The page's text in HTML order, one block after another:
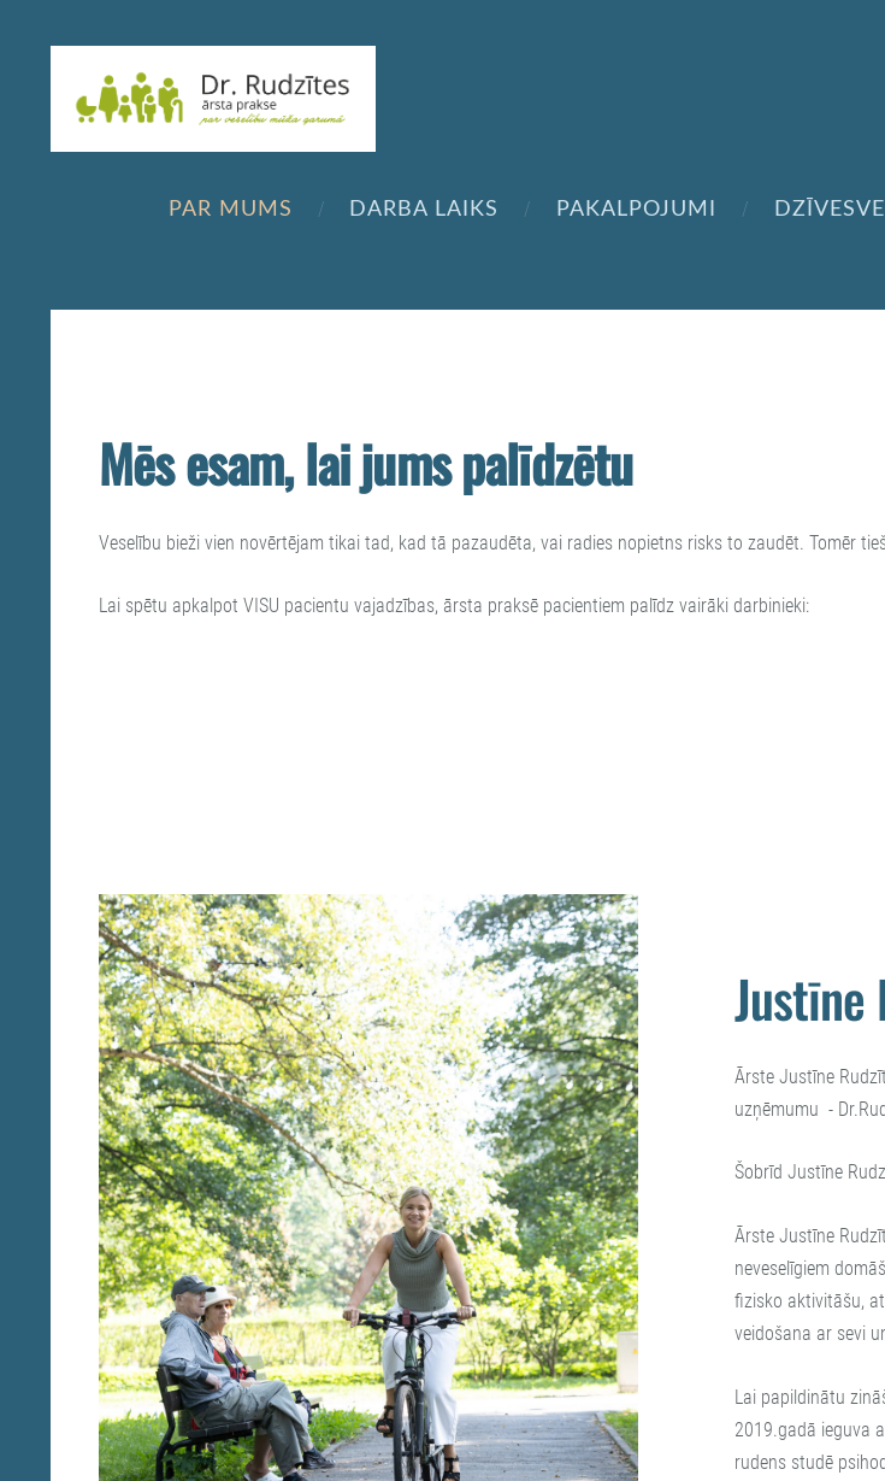
PAR MUMS DARBA LAIKS PAKALPOJUMI
Mēs esam, lai jums palīdzētu
Veselību bieži vien novērtējam tikai tad, kad tā pazaudēta, vai radies nopietns risks to zaudēt. Tomēr
Lai spētu apkalpot VISU pacientu vajadzības, ārsta praksē pacientiem palīdz vairāki darbinieki:
Justīne
Ārste Justīne
uzņēmumu -
Šobrīd Justīne
Ārste Justīne
neveselīgiem
fizisko aktivitāšu,
veidošana ar sevi
Lai papildinātu
2019.gadā ieguva
rudens studē